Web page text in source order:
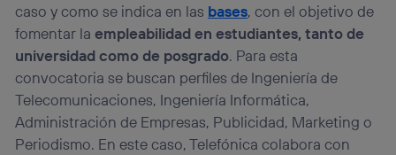
caso y como se indica en las bases, con el objetivo de
fomentar laempleabilidad en estudiantes, tanto de
universidad como de posgrado. Para esta
convocatoria se buscan perfiles de Ingeniería de
Telecomunicaciones, Ingeniería Informática,
Administración de Empresas, Publicidad, Marketing o
Periodismo. En este caso, Telefónica colabora con